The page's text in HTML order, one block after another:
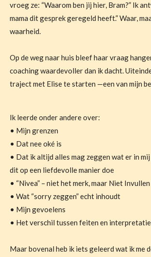
vroeg ze: “Waarom ben jij hier, Bram?” Ik
mama dit gesprek geregeld heeft.” Waar,
waarheid.
Op de weg naar huis bleef haar vraag
coaching waardevoller dan ik dacht.
traject met Elise te starten —een van mijn
Ik leerde onder andere over:
• Mijn grenzen
• Dat nee oké is
• Dat ik altijd alles mag zeggen wat er in
dit op een liefdevolle manier doe
• “Nivea” – niet het merk, maar Niet
• Wat “sorry zeggen” echt inhoudt
• Mijn gevoelens
• Het verschil tussen feiten en
Maar bovenal heb ik iets geleerd wat ik me